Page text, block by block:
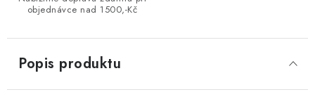
objednávce nad 1500,-Kč
Popis produktu